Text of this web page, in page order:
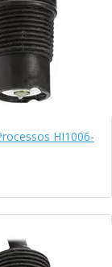
HI1006-